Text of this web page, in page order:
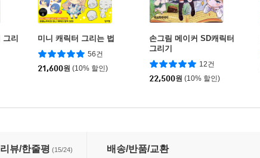
리
미니 캐릭터 그리는 법
56건
21,600원 (10% 할인)
손그림 메이커 SD캐릭터
그리기
12건
22,500원 (10% 할인)
: 귀염발랄 2.5／2／3등신 편
리뷰/한줄평 (15/24) 배송/반품/교환